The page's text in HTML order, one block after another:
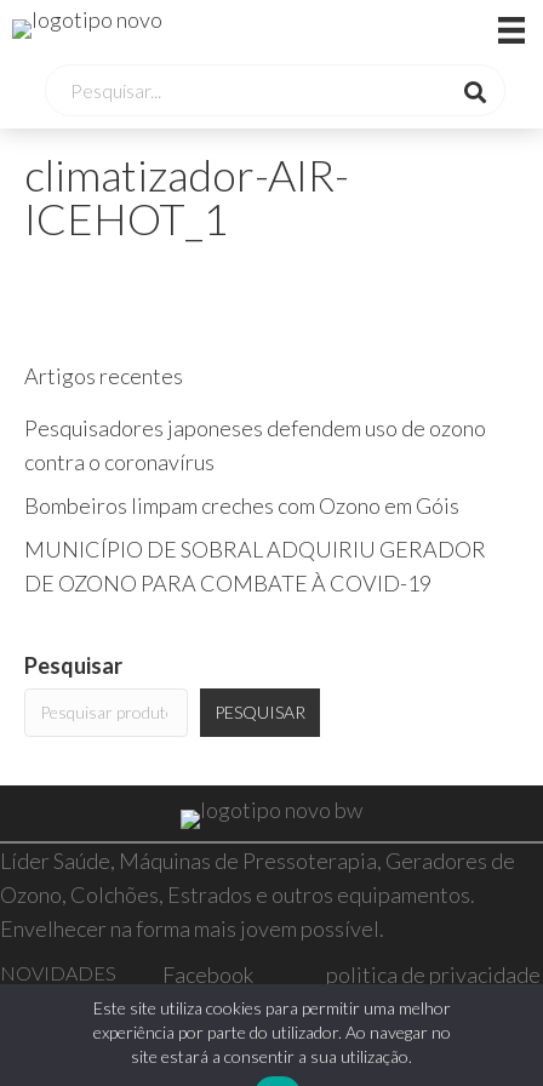
climatizador-AIR-
ICEHOT_1
Artigos recentes
Pesquisadores japoneses defendem uso de ozono
contra o coronavírus
Bombeiros limpam creches com Ozono em Góis
MUNICÍPIO DE SOBRAL ADQUIRIU GERADOR
DE OZONO PARA COMBATE À COVID-19
Pesquisar
PESQUISAR
Líder Saúde, Máquinas de Pressoterapia, Geradores de
Ozono, Colchões, Estrados e outros equipamentos.
Envelhecer na forma mais jovem possível.
NOVIDADES
SAÚDE E BEM-
Facebook
Instagram
politica de privacidade
resolução de conflitos
livro de reclamações
Este site utiliza cookies para permitir uma melhor
experiência por parte do utilizador. Ao navegar no
site estará a consentir a sua utilização.